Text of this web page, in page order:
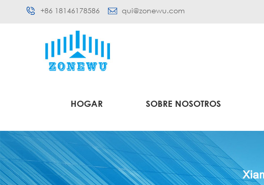
+86 18146178586 qui@zonewu.com
HOGAR SOBRE NOSOTROS